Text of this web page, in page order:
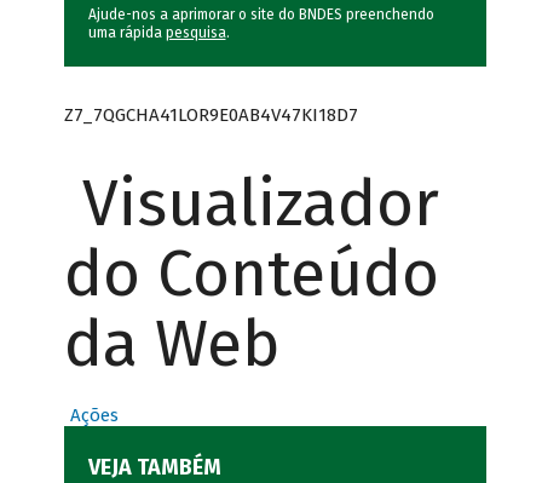
Ajude-nos a aprimorar o site do BNDES preenchendo
uma rápida pesquisa.
Z7_7QGCHA41LOR9E0AB4V47KI18D7
Visualizador
do Conteúdo
da Web
Ações
VEJA TAMBÉM